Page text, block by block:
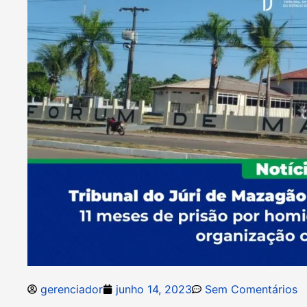
gerenciador junho 14, 2023 Sem Comentários